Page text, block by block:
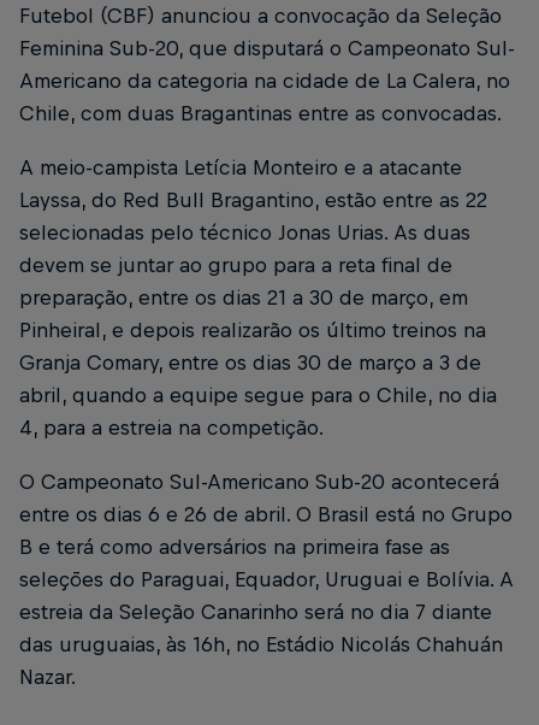
Futebol (CBF) anunciou a convocação da Seleção
Feminina Sub-20, que disputará o Campeonato Sul-
Americano da categoria na cidade de La Calera, no
Chile, com duas Bragantinas entre as convocadas.
A meio-campista Letícia Monteiro e a atacante
Layssa, do Red Bull Bragantino, estão entre as 22
selecionadas pelo técnico Jonas Urias. As duas
devem se juntar ao grupo para a reta final de
preparação, entre os dias 21 a 30 de março, em
Pinheiral, e depois realizarão os último treinos na
Granja Comary, entre os dias 30 de março a 3 de
abril, quando a equipe segue para o Chile, no dia
4, para a estreia na competição.
O Campeonato Sul-Americano Sub-20 acontecerá
entre os dias 6 e 26 de abril. O Brasil está no Grupo
B e terá como adversários na primeira fase as
seleções do Paraguai, Equador, Uruguai e Bolívia. A
estreia da Seleção Canarinho será no dia 7 diante
das uruguaias, às 16h, no Estádio Nicolás Chahuán
Nazar.